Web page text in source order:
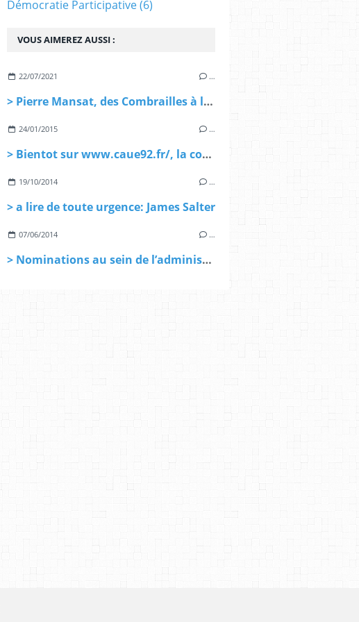
VOUS AIMEREZ AUSSI :
22/07/2021 …
> Pierre Mansat, des Combrailles à la mairie de Paris, mon portrait dans La Montagne
24/01/2015 …
> Bientot sur www.caue92.fr/, la conversation Eveno/Mansat
19/10/2014 …
> a lire de toute urgence: James Salter
07/06/2014 …
> Nominations au sein de l’administration de la Ville de Paris
Démocratie Participative(6)